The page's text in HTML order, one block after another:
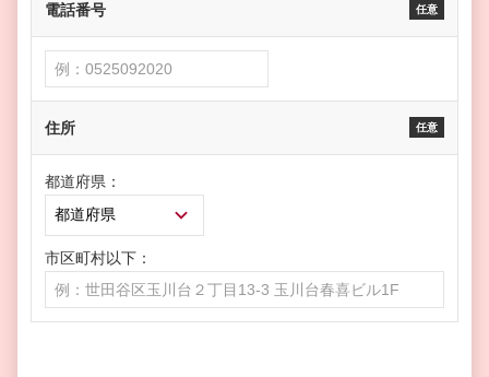
電話番号 任意
住所 任意
都道府県：
市区町村以下：